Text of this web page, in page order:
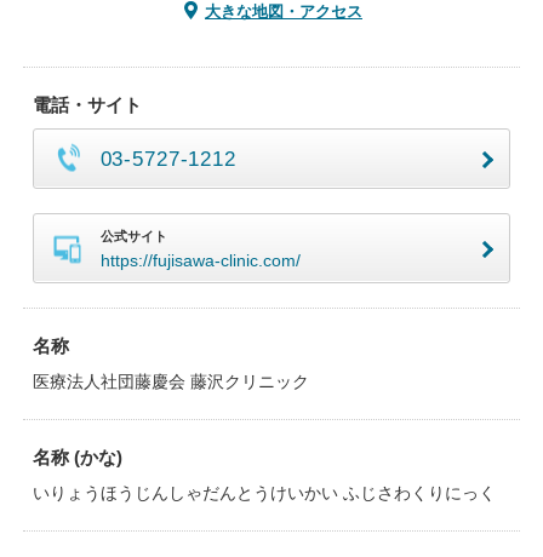
大きな地図・アクセス
電話・サイト
03-5727-1212
公式サイト
https://fujisawa-clinic.com/
名称
医療法人社団藤慶会 藤沢クリニック
名称 (かな)
いりょうほうじんしゃだんとうけいかい ふじさわくりにっく